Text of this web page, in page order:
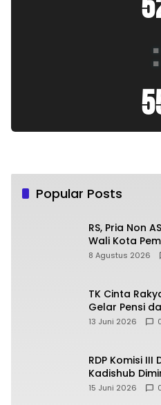
:
Popular Posts
RS, Pria Non
Wali Kota
Bagi Bagi
8 Agustus 2026
TK Cinta
Gelar Pensi
13 Juni 2026
RDP Komisi
Kadishub
Alasan
15 Juni 2026